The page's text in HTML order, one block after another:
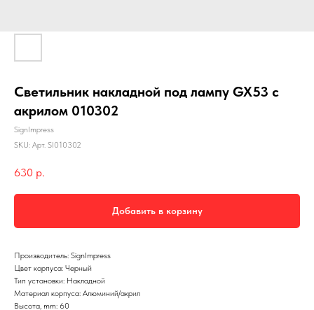
Светильник накладной под лампу GX53 с
акрилом 010302
SignImpress
SKU: Арт. SI010302
630 р.
Добавить в корзину
Производитель: SignImpress
Цвет корпуса: Черный
Тип установки: Накладной
Материал корпуса: Алюминий/акрил
Высота, mm: 60